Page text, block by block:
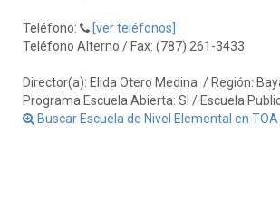
Teléfono:
[ver teléfonos]
Teléfono Alterno / Fax: (787) 261-3433
Director(a): Elida Otero Medina / Región:
Programa Escuela Abierta: SI / Escuela
Buscar Escuela de Nivel Elemental en